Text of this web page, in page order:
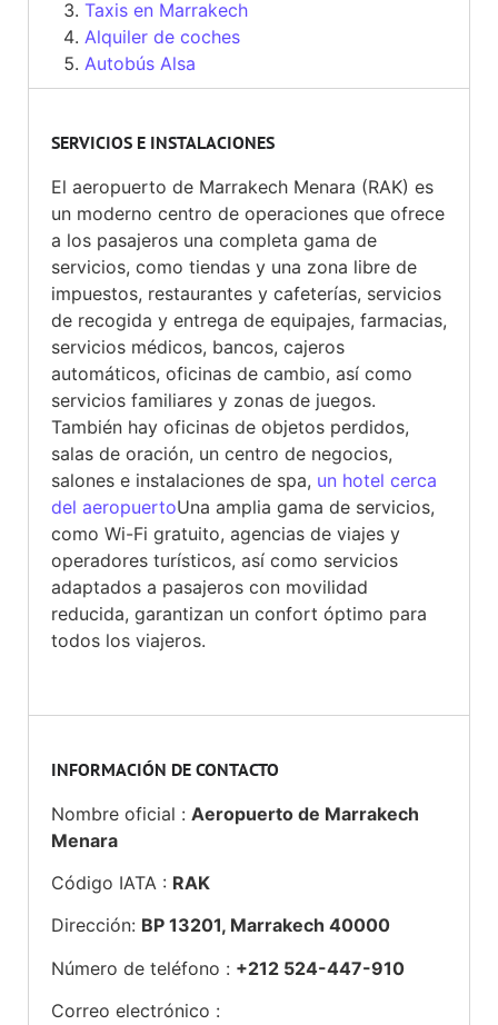
Taxis en Marrakech
Alquiler de coches
Autobús Alsa
SERVICIOS E INSTALACIONES
El aeropuerto de Marrakech Menara (RAK) es
un moderno centro de operaciones que ofrece
a los pasajeros una completa gama de
servicios, como tiendas y una zona libre de
impuestos, restaurantes y cafeterías, servicios
de recogida y entrega de equipajes, farmacias,
servicios médicos, bancos, cajeros
automáticos, oficinas de cambio, así como
servicios familiares y zonas de juegos.
También hay oficinas de objetos perdidos,
salas de oración, un centro de negocios,
salones e instalaciones de spa, un hotel cerca
del aeropuertoUna amplia gama de servicios,
como Wi-Fi gratuito, agencias de viajes y
operadores turísticos, así como servicios
adaptados a pasajeros con movilidad
reducida, garantizan un confort óptimo para
todos los viajeros.
INFORMACIÓN DE CONTACTO
Nombre oficial : Aeropuerto de Marrakech
Menara
Código IATA : RAK
Dirección: BP 13201, Marrakech 40000
Número de teléfono : +212 524-447-910
Correo electrónico :